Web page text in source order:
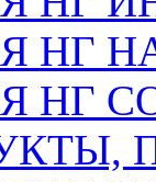
НГ
НГ